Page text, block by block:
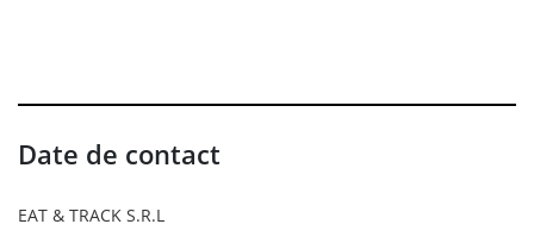
Date de contact
EAT & TRACK S.R.L